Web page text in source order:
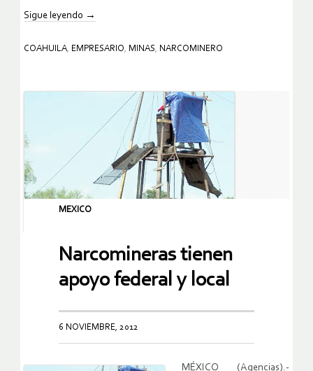
Sigue leyendo →
COAHUILA, EMPRESARIO, MINAS, NARCOMINERO
MEXICO
Narcomineras tienen
apoyo federal y local
6 NOVIEMBRE, 2012
MÉXICO (Agencias).-